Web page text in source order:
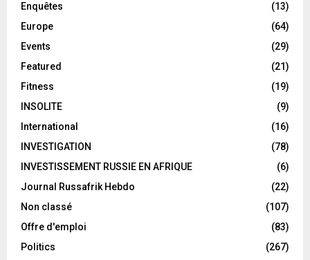
Enquêtes
(13)
Europe
(64)
Events
(29)
Featured
(21)
Fitness
(19)
INSOLITE
(9)
International
(16)
INVESTIGATION
(78)
INVESTISSEMENT RUSSIE EN AFRIQUE
(6)
Journal Russafrik Hebdo
(22)
Non classé
(107)
Offre d'emploi
(83)
Politics
(267)